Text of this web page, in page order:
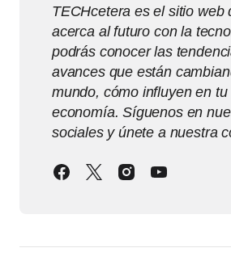
TECHcetera es el sitio web
acerca al futuro con la
podrás conocer las
avances que están
mundo, cómo influyen en
economía. Síguenos en
sociales y únete a nuestra